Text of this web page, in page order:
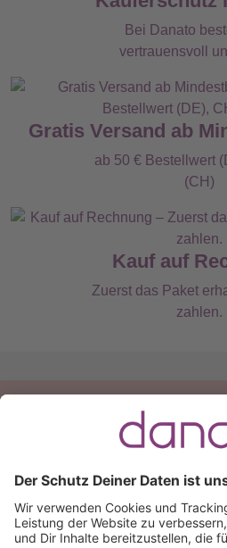
Bei Danato
vertrauensvoll
Gratis Versand ab
ab 50 € Bestellwert
(CH)
Kauf auf
Zuerst das Paket
zahlen.
Du hast eine
+49 (0) 511
schreib uns
Käuferschutz inklusive